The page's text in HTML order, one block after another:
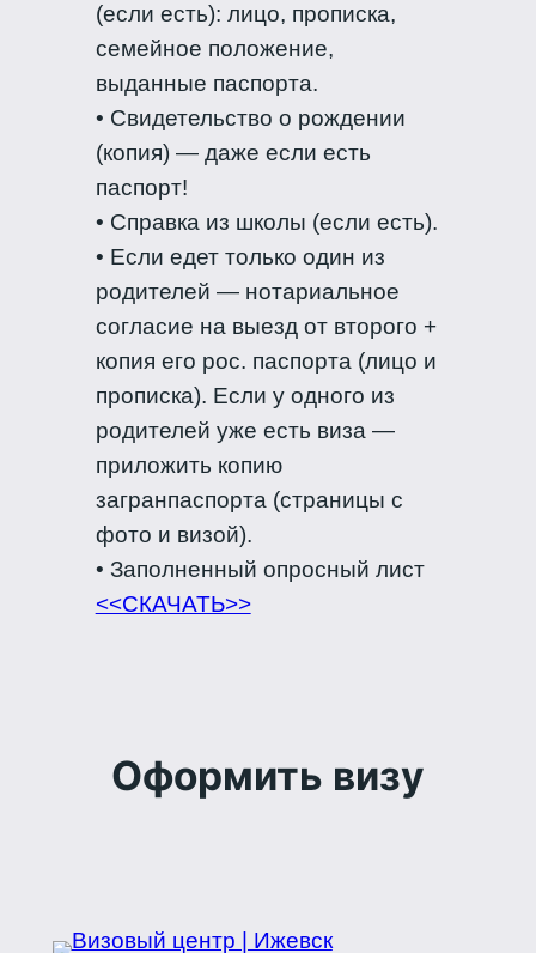
(если есть): лицо, прописка,
семейное положение,
выданные паспорта.
• Свидетельство о рождении
(копия) — даже если есть
паспорт!
• Справка из школы (если есть).
• Если едет только один из
родителей — нотариальное
согласие на выезд от второго +
копия его рос. паспорта (лицо и
прописка). Если у одного из
родителей уже есть виза —
приложить копию
загранпаспорта (страницы с
фото и визой).
• Заполненный опросный лист
<<СКАЧАТЬ>>
Оформить визу